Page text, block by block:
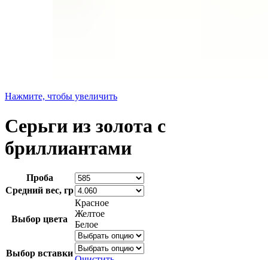
Нажмите, чтобы увеличить
Серьги из золота с
бриллиантами
Проба
Средний вес, гр
Выбор цвета
Красное
Желтое
Белое
Выбор вставки